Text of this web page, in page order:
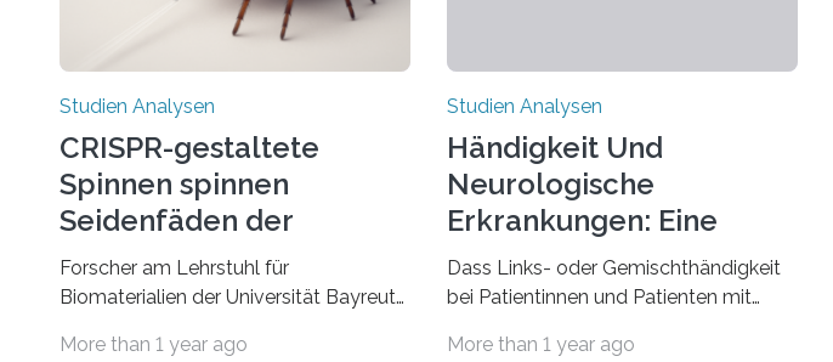
Studien Analysen
CRISPR-gestaltete
Spinnen spinnen
Seidenfäden der
nächsten Generation
Forscher am Lehrstuhl für
Biomaterialien der Universität Bayreuth
„Genschere“ CRISPR-Cas9 bei Spinnen
More than 1 year ago
Studien Analysen
Händigkeit Und
Neurologische
Erkrankungen: Eine
Verbindung Entdecken
Dass Links- oder Gemischthändigkeit
bei Patientinnen und Patienten mit
Erkrankungen wie Autismus-Spektrum-
More than 1 year ago